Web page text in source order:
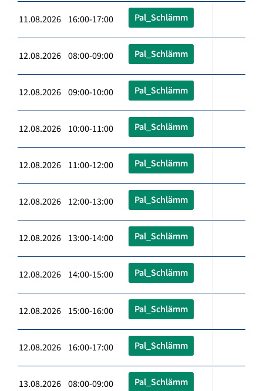
11.08.2026 16:00-17:00 Pal_Schlämm
12.08.2026 08:00-09:00 Pal_Schlämm
12.08.2026 09:00-10:00 Pal_Schlämm
12.08.2026 10:00-11:00 Pal_Schlämm
12.08.2026 11:00-12:00 Pal_Schlämm
12.08.2026 12:00-13:00 Pal_Schlämm
12.08.2026 13:00-14:00 Pal_Schlämm
12.08.2026 14:00-15:00 Pal_Schlämm
12.08.2026 15:00-16:00 Pal_Schlämm
12.08.2026 16:00-17:00 Pal_Schlämm
13.08.2026 08:00-09:00 Pal_Schlämm